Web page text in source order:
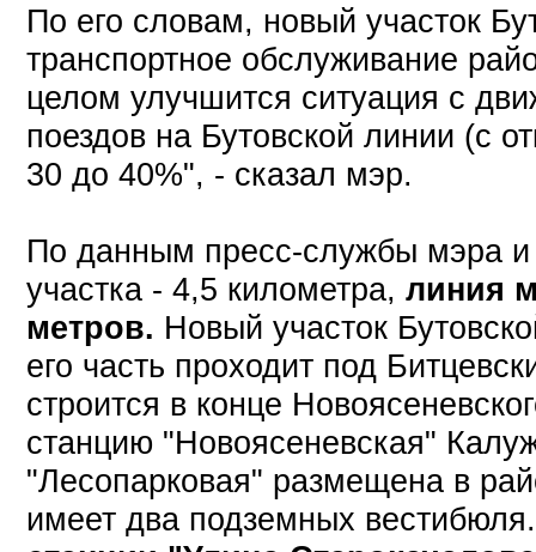
По его словам, новый участок
транспортное обслуживание
целом улучшится ситуация с
поездов на Бутовской линии (с
30 до 40%", - сказал мэр.
По данным пресс-службы мэра и
участка - 4,5 километра,линия
метров. Новый участок
его часть проходит под
строится в конце
станцию "Новоясеневская"
"Лесопарковая" размещена в
имеет два подземных